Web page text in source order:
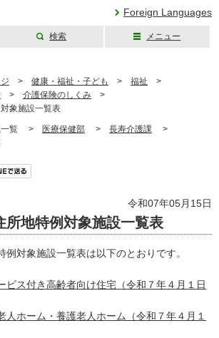
Foreign Languages
検索 メニュー
> 健康・福祉・子ども > 福祉 >
> 介護保険のしくみ >
象施設一覧表
一覧 > 医療保健部 > 長寿介護課 >
令和07年05月15日
所地特例対象施設一覧表
例対象施設一覧表は以下のとおりです。
ビス付き高齢者向け住宅（令和７年４月１日
人ホーム・養護老人ホーム（令和７年４月１